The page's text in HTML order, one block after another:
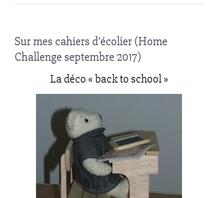
Sur mes cahiers d’écolier (Home
Challenge septembre 2017)
La déco « back to school »